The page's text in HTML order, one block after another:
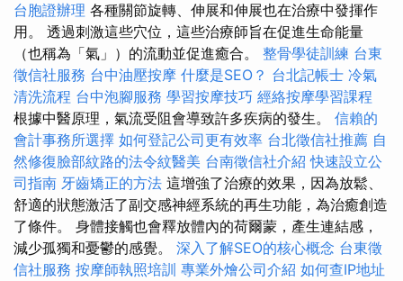
台胞證辦理 各種關節旋轉、伸展和伸展也在治療中發揮作
用。 透過刺激這些穴位，這些治療師旨在促進生命能量
（也稱為「氣」）的流動並促進癒合。 整骨學徒訓練 台東
徵信社服務 台中油壓按摩 什麼是SEO？ 台北記帳士 冷氣
清洗流程 台中泡腳服務 學習按摩技巧 經絡按摩學習課程
根據中醫原理，氣流受阻會導致許多疾病的發生。 信賴的
會計事務所選擇 如何登記公司更有效率 台北徵信社推薦 自
然修復臉部紋路的法令紋醫美 台南徵信社介紹 快速設立公
司指南 牙齒矯正的方法 這增強了治療的效果，因為放鬆、
舒適的狀態激活了副交感神經系統的再生功能，為治癒創造
了條件。 身體接觸也會釋放體內的荷爾蒙，產生連結感，
減少孤獨和憂鬱的感覺。 深入了解SEO的核心概念 台東徵
信社服務 按摩師執照培訓 專業外燴公司介紹 如何查IP地址